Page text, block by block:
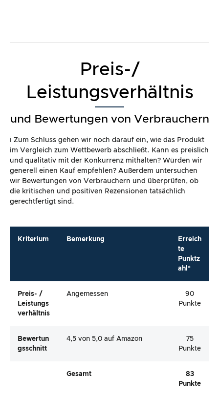
Preis-/
Leistungsverhältnis
und Bewertungen von Verbrauchern
ℹ️ Zum Schluss gehen wir noch darauf ein, wie das Produkt
im Vergleich zum Wettbewerb abschließt. Kann es preislich
und qualitativ mit der Konkurrenz mithalten? Würden wir
generell einen Kauf empfehlen? Außerdem untersuchen
wir Bewertungen von Verbrauchern und überprüfen, ob
die kritischen und positiven Rezensionen tatsächlich
gerechtfertigt sind.
Kriterium Bemerkung
Erreich
te
Punktz
ahl*
Preis- /
Leistungs
Verhältnis
Angemessen
90
Punkte
Bewertun
Gsschnitt
4,5 von 5,0 auf Amazon
75
Punkte
Gesamt
83
Punkte